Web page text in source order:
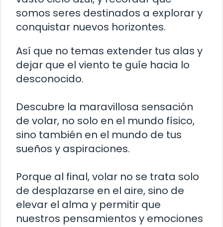
somos seres destinados a explorar y
conquistar nuevos horizontes.
Así que no temas extender tus alas y
dejar que el viento te guíe hacia lo
desconocido.
Descubre la maravillosa sensación
de volar, no solo en el mundo físico,
sino también en el mundo de tus
sueños y aspiraciones.
Porque al final, volar no se trata solo
de desplazarse en el aire, sino de
elevar el alma y permitir que
nuestros pensamientos y emociones